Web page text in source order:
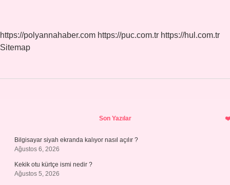
https://polyannahaber.com https://puc.com.tr https://hul.com.tr
Sitemap
Son Yazılar
Bilgisayar siyah ekranda kalıyor nasıl açılır ?
Ağustos 6, 2026
Kekik otu kürtçe ismi nedir ?
Ağustos 5, 2026